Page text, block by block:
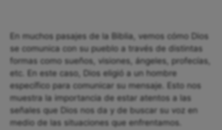
En muchos pasajes de la Biblia, vemos cómo Dios
se comunica con su pueblo a través de distintas
formas como sueños, visiones, ángeles, profecías,
etc. En este caso, Dios eligió a un hombre
específico para comunicar su mensaje. Esto nos
muestra la importancia de estar atentos a las
señales que Dios nos da y de buscar su voz en
medio de las situaciones que enfrentamos.